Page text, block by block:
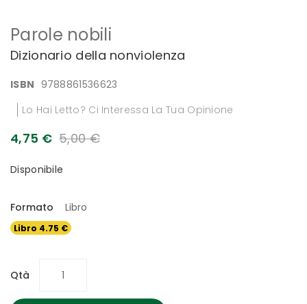
Parole nobili
Dizionario della nonviolenza
ISBN 9788861536623
Lo Hai Letto? Ci Interessa La Tua Opinione
4,75 € 5,00 €
Disponibile
Formato Libro
Libro 4.75 €
Qtà
all'inizio
galleria
immagini